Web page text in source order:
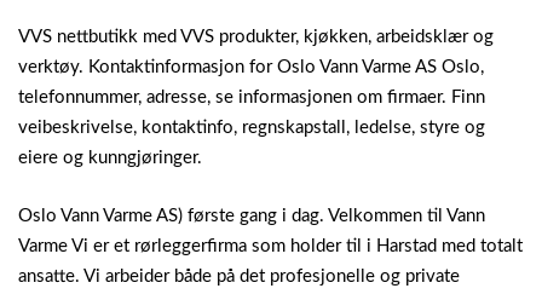
VVS nettbutikk med VVS produkter, kjøkken, arbeidsklær og
verktøy. Kontaktinformasjon for Oslo Vann Varme AS Oslo,
telefonnummer, adresse, se informasjonen om firmaer. Finn
veibeskrivelse, kontaktinfo, regnskapstall, ledelse, styre og
eiere og kunngjøringer.
Oslo Vann Varme AS) første gang i dag. Velkommen til Vann
Varme Vi er et rørleggerfirma som holder til i Harstad med totalt
ansatte. Vi arbeider både på det profesjonelle og private